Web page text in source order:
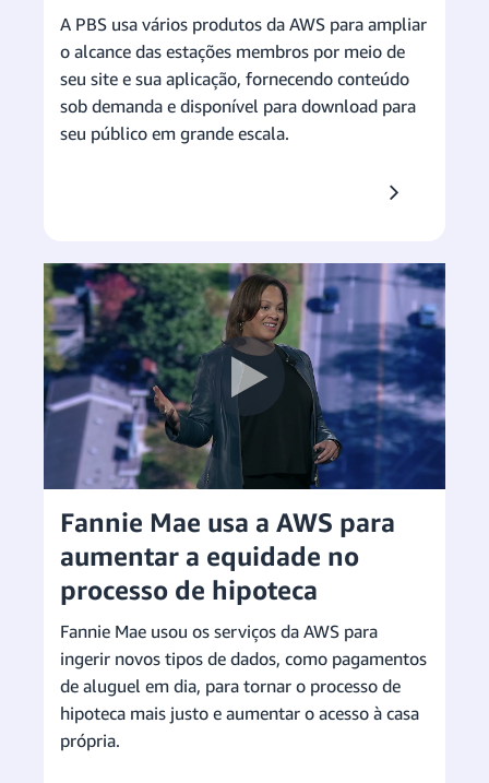
A PBS usa vários produtos da AWS para ampliar
o alcance das estações membros por meio de
seu site e sua aplicação, fornecendo conteúdo
sob demanda e disponível para download para
seu público em grande escala.
Fannie Mae usa a AWS para
aumentar a equidade no
processo de hipoteca
Fannie Mae usou os serviços da AWS para
ingerir novos tipos de dados, como pagamentos
de aluguel em dia, para tornar o processo de
hipoteca mais justo e aumentar o acesso à casa
própria.